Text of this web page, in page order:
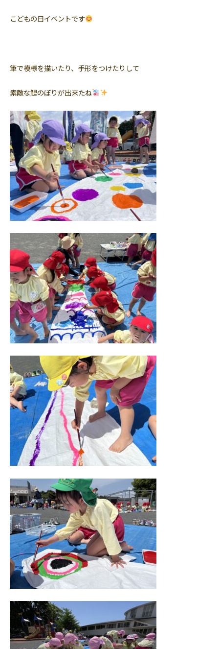
こどもの日イベントです
筆で模様を描いたり、手形をつけたりして
素敵な鯉のぼりが出来たね